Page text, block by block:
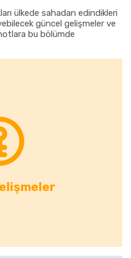
ülkede sahadan edindikleri
güncel gelişmeler ve
bu bölümde